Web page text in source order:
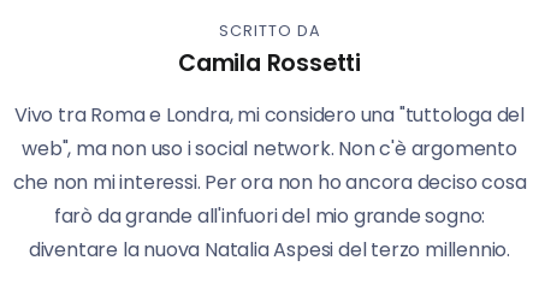
SCRITTO DA
Camila Rossetti
Vivo tra Roma e Londra, mi considero una "tuttologa del
web", ma non uso i social network. Non c'è argomento
che non mi interessi. Per ora non ho ancora deciso cosa
farò da grande all'infuori del mio grande sogno:
diventare la nuova Natalia Aspesi del terzo millennio.